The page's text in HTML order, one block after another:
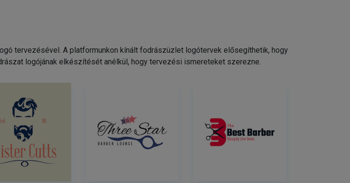
tervezésével. A platformunkon kínált fodrászüzlet logótervek elősegíthetik, hogy
logójának elkészítését anélkül, hogy tervezési ismereteket szerezne.